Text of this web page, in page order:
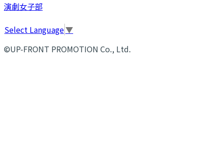
演劇女子部
Select Language▼
©UP-FRONT PROMOTION Co., Ltd.